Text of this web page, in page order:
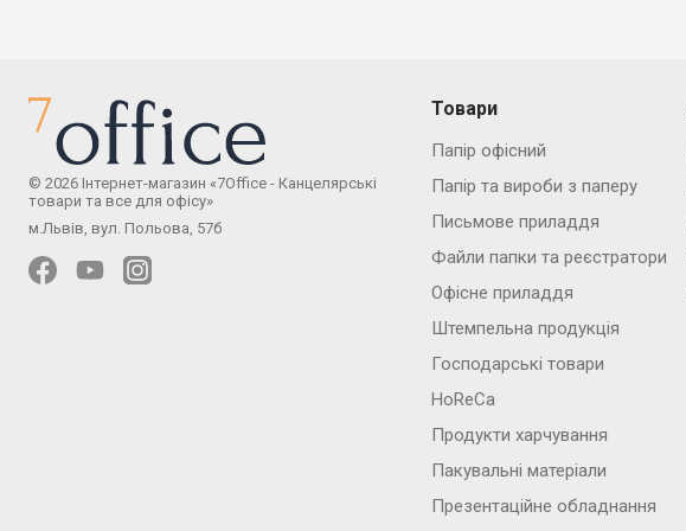
Товари
Папір офісний
Папір та вироби з паперу
Письмове приладдя
Файли папки та реєстратори
Офісне приладдя
Штемпельна продукція
Господарські товари
HoReCa
Продукти харчування
Пакувальні матеріали
Презентаційне обладнання
© 2026 Інтернет-магазин «7Office - Канцелярські
товари та все для офісу»
м.Львів, вул. Польова, 57б